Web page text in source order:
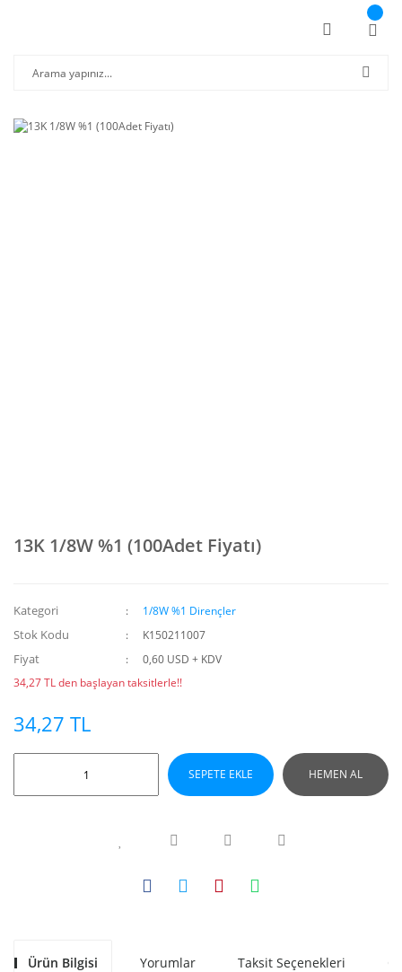
13K 1/8W %1 (100Adet Fiyatı)
Kategori 1/8W %1 Dirençler
Stok Kodu K150211007
Fiyat
0,60 USD + KDV
34,27 TL den başlayan taksitlerle!!
34,27 TL
SEPETE EKLE HEMEN AL
Ürün Bilgisi Yorumlar Taksit Seçenekleri